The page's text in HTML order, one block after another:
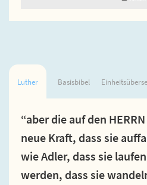
Luther Basisbibel
“aber die auf den
neue Kraft, dass sie
wie Adler, dass sie
werden, dass sie